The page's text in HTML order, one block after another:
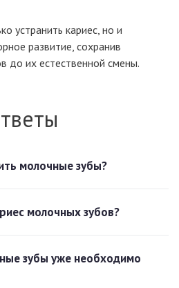
устранить кариес, но и
развитие, сохранив
до их естественной смены.
молочные зубы?
молочных зубов?
зубы уже необходимо